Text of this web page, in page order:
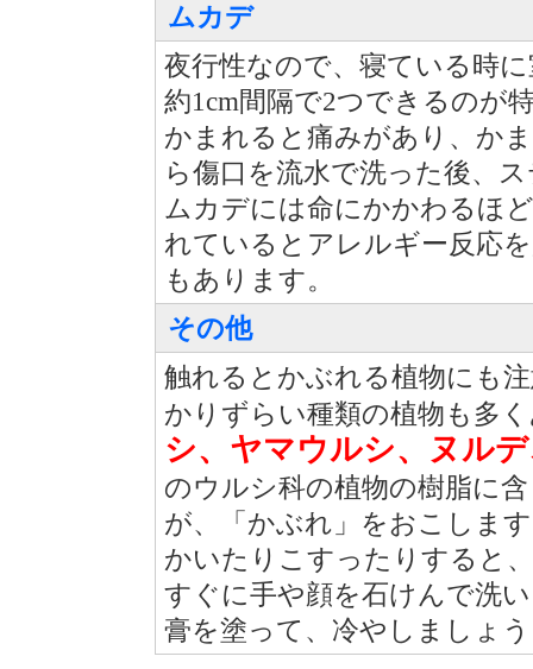
ムカデ
夜行性なので、寝ている時
約1cm間隔で2つできるのが
かまれると痛みがあり、か
ら傷口を流水で洗った後、
ムカデには命にかかわるほ
れているとアレルギー反応
もあります。
その他
触れるとかぶれる植物にも
かりずらい種類の植物も多
シ、ヤマウルシ、ヌル
のウルシ科の植物の樹脂に
が、「かぶれ」をおこしま
かいたりこすったりすると
すぐに手や顔を石けんで洗
膏を塗って、冷やしましょ